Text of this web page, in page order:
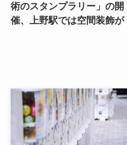
術のスタンプラリー」の開
催、上野駅では空間装飾が